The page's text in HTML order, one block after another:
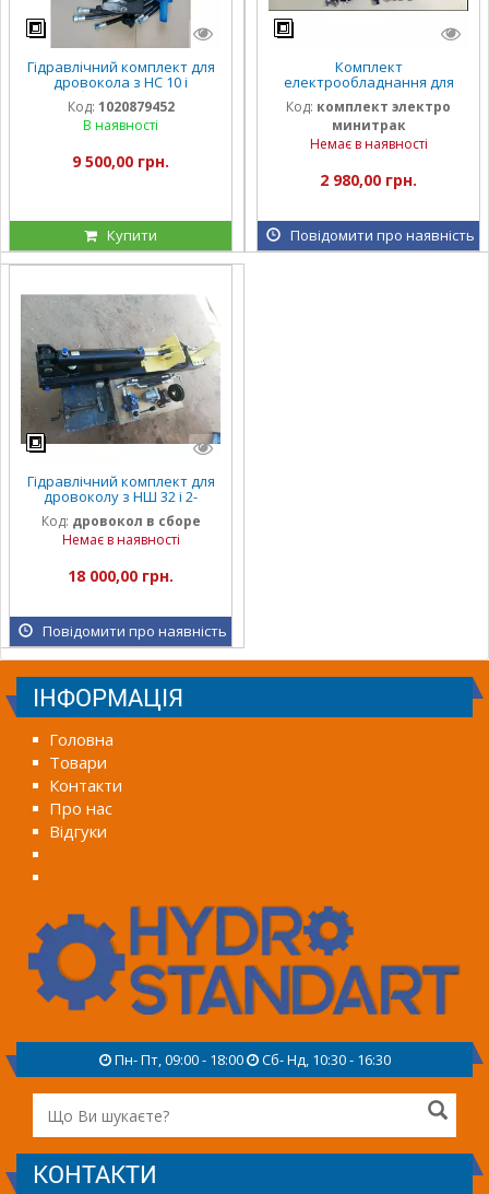
Гідравлічний комплект для
дровокола з НС 10 і
болгарський
гідророзподільник
Код: 1020879452
В наявності
9 500,00 грн.
Купити
Комплект
електрообладнання для
мінітрактора
Код: комплект электро
минитрак
Немає в наявності
2 980,00 грн.
Повідомити про наявність
Гідравлічний комплект для
дровоколу з НШ 32 і 2-
секційним розподільником
Р80
Код: дровокол в сборе
Немає в наявності
18 000,00 грн.
Повідомити про наявність
ІНФОРМАЦІЯ
Головна
Товари
Контакти
Про нас
Відгуки
Пн- Пт, 09:00 - 18:00 Сб- Нд, 10:30 - 16:30
КОНТАКТИ